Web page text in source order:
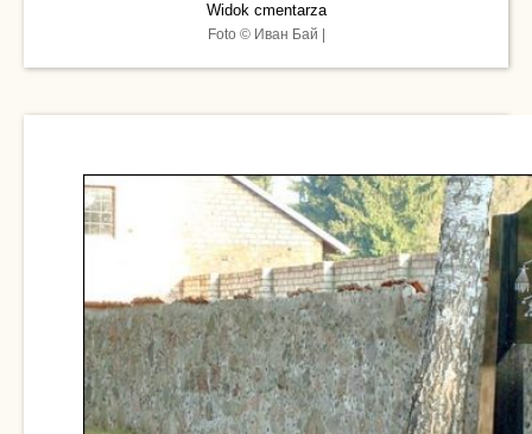
Widok cmentarza
Foto © Иван Бай |